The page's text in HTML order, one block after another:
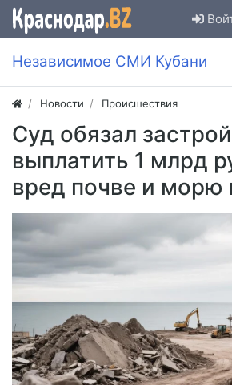
Независимое СМИ Кубани
Новости Происшествия
Суд обязал
выплатить 1 млрд
вред почве и морю